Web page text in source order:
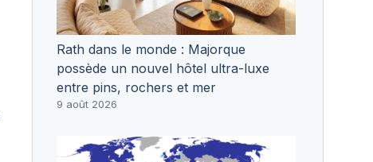
Rath dans le monde : Majorque
possède un nouvel hôtel ultra-luxe
entre pins, rochers et mer
9 août 2026